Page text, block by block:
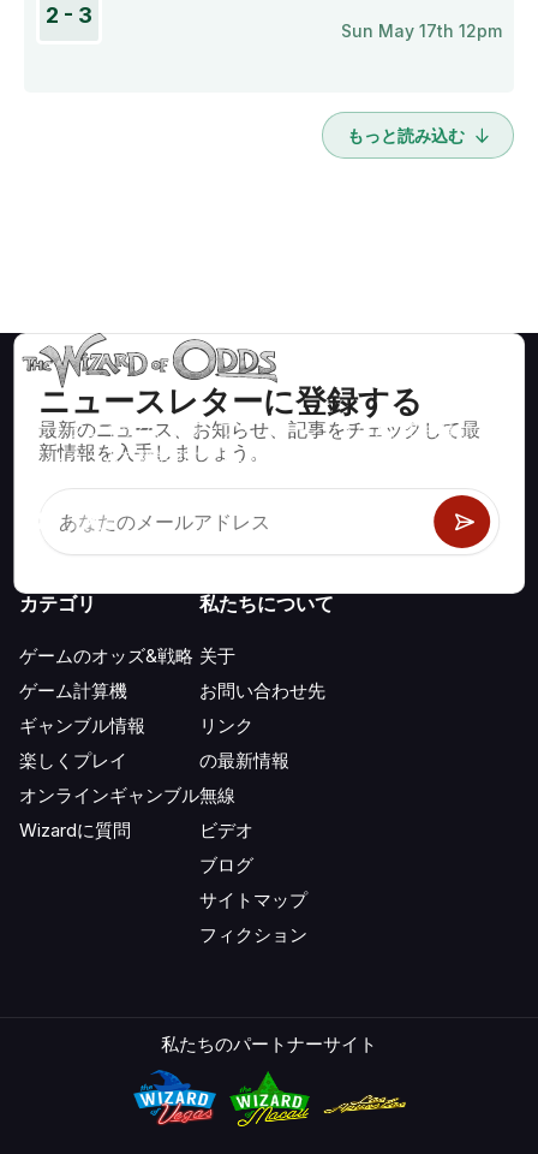
2 - 3
Sun May 17th 12pm
もっと読み込む
ニュースレターに登録する
最新のニュース、お知らせ、記事をチェックして最
新情報を入手しましょう。
ブラックジャック、クラップス、ルーレットなど、数百種類の
カジノゲームで数学的に正しい戦略と情報。
カテゴリ
ゲームのオッズ&戦略
ゲーム計算機
ギャンブル情報
楽しくプレイ
オンラインギャンブル
Wizardに質問
私たちについて
关于
お問い合わせ先
リンク
の最新情報
無線
ビデオ
ブログ
サイトマップ
フィクション
私たちのパートナーサイト